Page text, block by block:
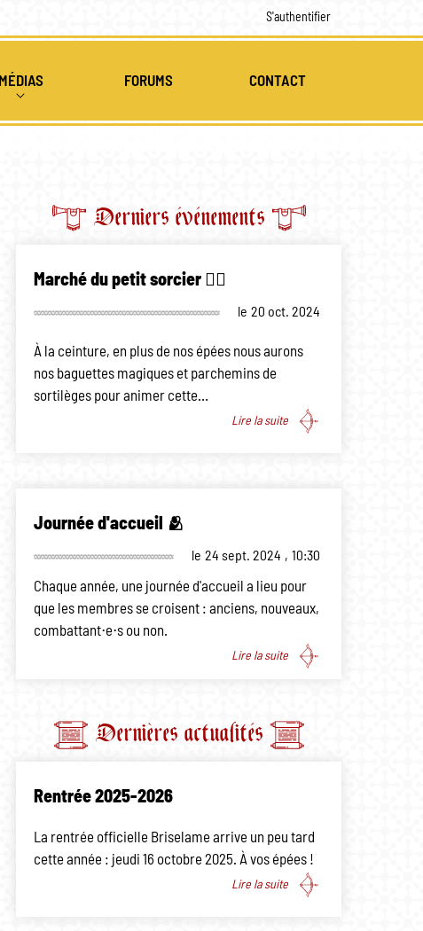
S'authentifier
MÉDIAS FORUMS CONTACT
Derniers événements
Marché du petit sorcier 🧙‍♂️
le 20 oct. 2024
À la ceinture, en plus de nos épées nous aurons
nos baguettes magiques et parchemins de
sortilèges pour animer cette…
Lire la suite
Journée d'accueil 🫂
le 24 sept. 2024 , 10:30
Chaque année, une journée d'accueil a lieu pour
que les membres se croisent : anciens, nouveaux,
combattant⋅e⋅s ou non.
Lire la suite
Dernières actualités
Rentrée 2025-2026
La rentrée officielle Briselame arrive un peu tard
cette année : jeudi 16 octobre 2025. À vos épées !
Lire la suite